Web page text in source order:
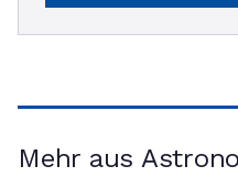
Mehr aus